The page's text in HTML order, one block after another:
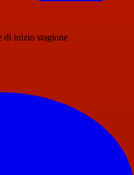
di inizio stagione